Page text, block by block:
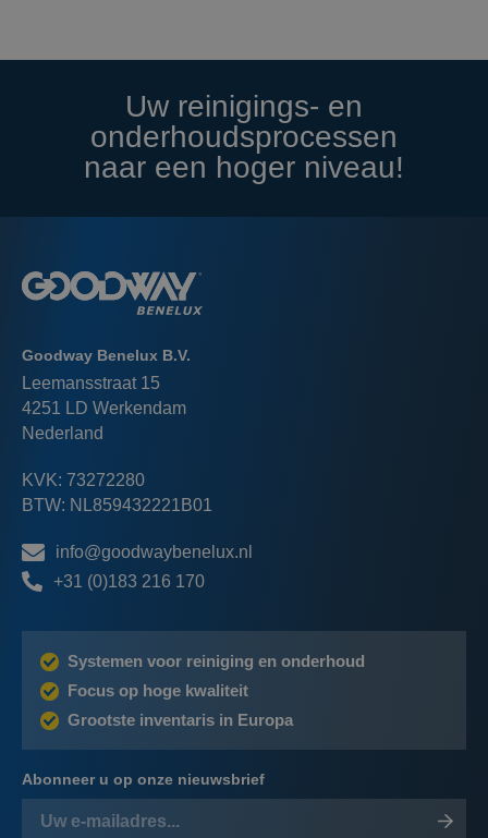
Uw reinigings- en
onderhoudsprocessen
naar een hoger niveau!
Goodway Benelux B.V.
Leemansstraat 15
4251 LD Werkendam
Nederland
KVK: 73272280
BTW: NL859432221B01
info@goodwaybenelux.nl
+31 (0)183 216 170
Systemen voor reiniging en onderhoud
Focus op hoge kwaliteit
Grootste inventaris in Europa
Abonneer u op onze nieuwsbrief